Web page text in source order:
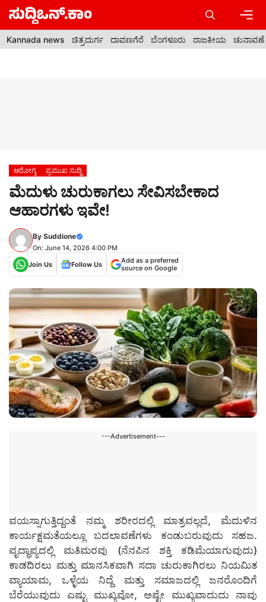
Skip
content
Kannada news ಚಿತ್ರದುರ್ಗ ದಾವಣಗೆರೆ ಬೆಂಗಳೂರು ರಾಜಕೀಯ ಚುನಾವಣೆ
ಆರೋಗ್ಯ ಪ್ರಮುಖ ಸುದ್ದಿ
ಮೆದುಳು ಚುರುಕಾಗಲು ಸೇವಿಸಬೇಕಾದ
ಆಹಾರಗಳು ಇವೇ!
By Suddione
On: June 14, 2026 4:00 PM
Join Us
Follow Us
Add as a preferred
source on Google
---Advertisement---
ವಯಸ್ಸಾಗುತ್ತಿದ್ದಂತೆ ನಮ್ಮ ಶರೀರದಲ್ಲಿ ಮಾತ್ರವಲ್ಲದೆ, ಮೆದುಳಿನ
ಕಾರ್ಯಕ್ಷಮತೆಯಲ್ಲೂ ಬದಲಾವಣೆಗಳು ಕಂಡುಬರುವುದು ಸಹಜ.
ವೃದ್ಧಾಪ್ಯದಲ್ಲಿ ಮತಿಮರವು (ನೆನಪಿನ ಶಕ್ತಿ ಕಡಿಮೆಯಾಗುವುದು)
ಕಾಡದಿರಲು ಮತ್ತು ಮಾನಸಿಕವಾಗಿ ಸದಾ ಚುರುಕಾಗಿರಲು ನಿಯಮಿತ
ವ್ಯಾಯಾಮ, ಒಳ್ಳೆಯ ನಿದ್ದೆ ಮತ್ತು ಸಮಾಜದಲ್ಲಿ ಜನರೊಂದಿಗೆ
ಬೆರೆಯುವುದು ಎಷ್ಟು ಮುಖ್ಯವೋ, ಅಷ್ಟೇ ಮುಖ್ಯವಾದುದು ನಾವು